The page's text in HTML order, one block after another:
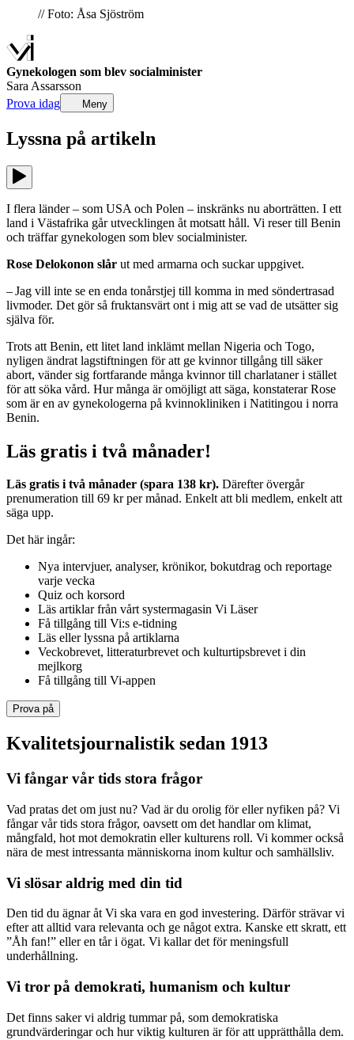
// Foto: Åsa Sjöström
Gynekologen som blev socialminister
Sara Assarsson
Prova idag
Meny
Lyssna på artikeln
I flera länder – som USA och Polen – inskränks nu aborträtten. I ett
land i Västafrika går utvecklingen åt motsatt håll. Vi reser till Benin
och träffar gynekologen som blev socialminister.
Rose Delokonon slår ut med armarna och suckar uppgivet.
– Jag vill inte se en enda tonårstjej till komma in med söndertrasad
livmoder. Det gör så fruktansvärt ont i mig att se vad de utsätter sig
själva för.
Trots att Benin, ett litet land inklämt mellan Nigeria och Togo,
nyligen ändrat lagstiftningen för att ge kvinnor tillgång till säker
abort, vänder sig fortfarande många kvinnor till charlataner i stället
för att söka vård. Hur många är omöjligt att säga, konstaterar Rose
som är en av gynekologerna på kvinnokliniken i Natitingou i norra
Benin.
Läs gratis i två månader!
Läs gratis i två månader (spara 138 kr). Därefter övergår
prenumeration till 69 kr per månad. Enkelt att bli medlem, enkelt att
säga upp.
Det här ingår:
Nya intervjuer, analyser, krönikor, bokutdrag och reportage
varje vecka
Quiz och korsord
Läs artiklar från vårt systermagasin Vi Läser
Få tillgång till Vi:s e-tidning
Läs eller lyssna på artiklarna
Veckobrevet, litteraturbrevet och kulturtipsbrevet i din
mejlkorg
Få tillgång till Vi-appen
Prova på
Kvalitetsjournalistik sedan 1913
Vi fångar vår tids stora frågor
Vad pratas det om just nu? Vad är du orolig för eller nyfiken på? Vi
fångar vår tids stora frågor, oavsett om det handlar om klimat,
mångfald, hot mot demokratin eller kulturens roll. Vi kommer också
nära de mest intressanta människorna inom kultur och samhällsliv.
Vi slösar aldrig med din tid
Den tid du ägnar åt Vi ska vara en god investering. Därför strävar vi
efter att alltid vara relevanta och ge något extra. Kanske ett skratt, ett
”Åh fan!” eller en tår i ögat. Vi kallar det för meningsfull
underhållning.
Vi tror på demokrati, humanism och kultur
Det finns saker vi aldrig tummar på, som demokratiska
grundvärderingar och hur viktig kulturen är för att upprätthålla dem.